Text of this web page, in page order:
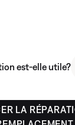
est-elle utile?
LA